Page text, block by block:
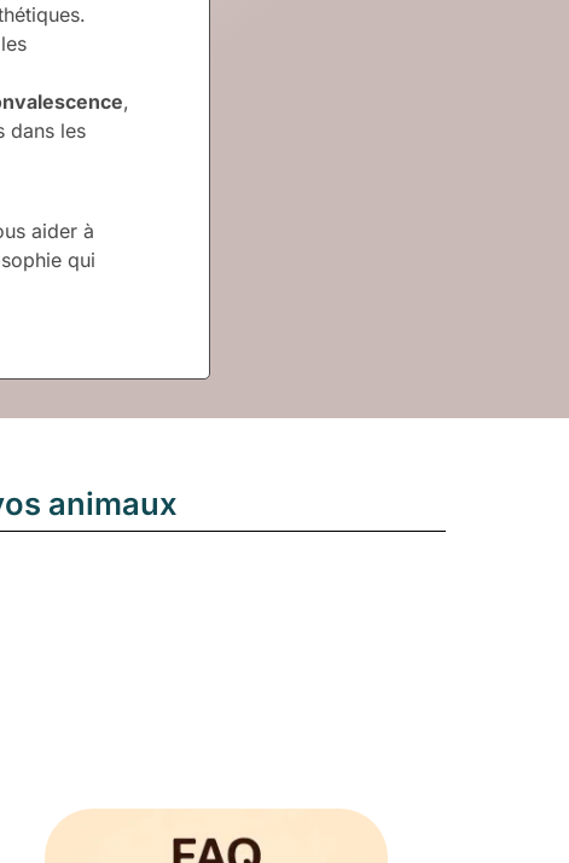
,
dans les
aider à
qui
animaux